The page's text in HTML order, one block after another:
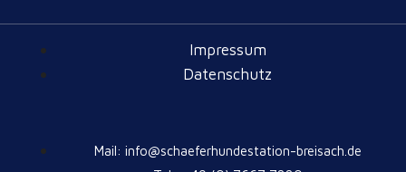
Impressum
Datenschutz
Mail: info@schaeferhundestation-breisach.de